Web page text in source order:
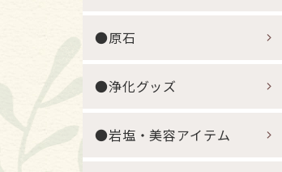
●原石
●浄化グッズ
●岩塩・美容アイテム